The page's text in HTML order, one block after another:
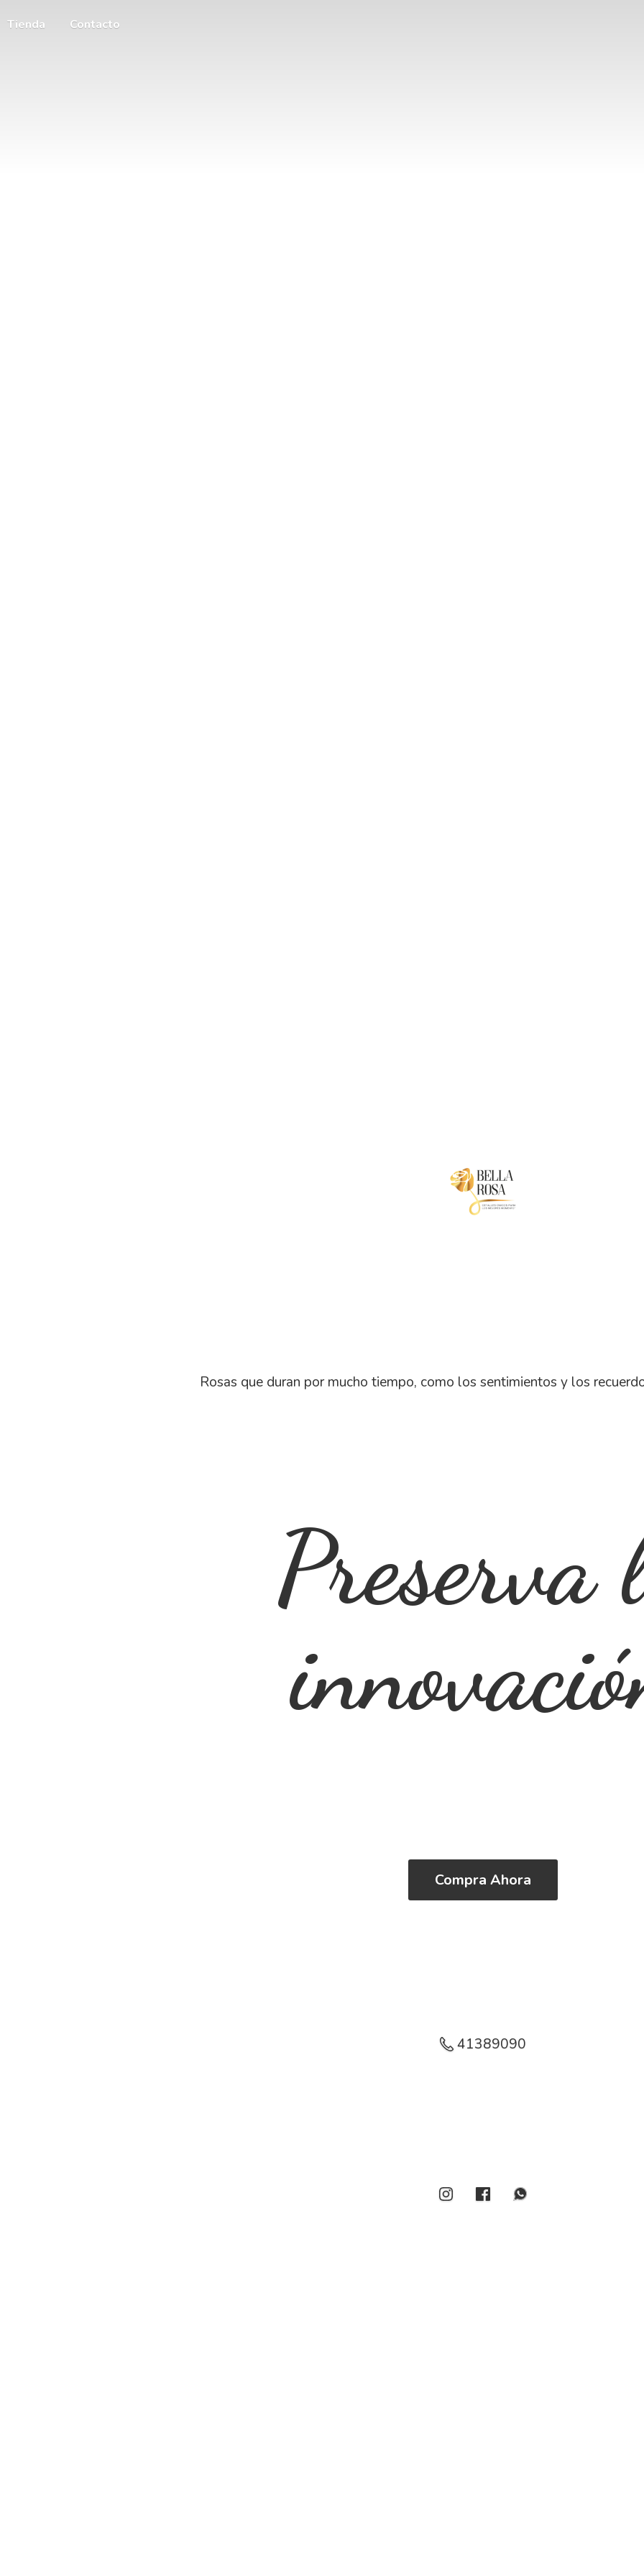
Tienda Contacto
Preserva
Rosas que duran por mucho tiempo, como los sentimientos y los
Compra Ahora
41389090